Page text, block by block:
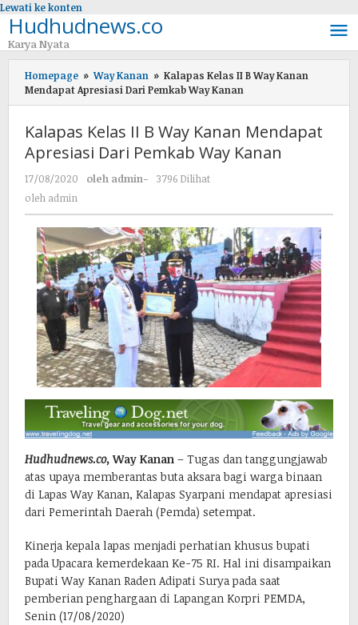
Lewati ke konten
Hudhudnews.co
Karya Nyata
Homepage » Way Kanan » Kalapas Kelas II B Way Kanan
Mendapat Apresiasi Dari Pemkab Way Kanan
Kalapas Kelas II B Way Kanan Mendapat
Apresiasi Dari Pemkab Way Kanan
17/08/2020 oleh admin-
3796 Dilihat
oleh admin
Hudhudnews.co,Way Kanan – Tugas dan tanggungjawab
atas upaya memberantas buta aksara bagi warga binaan
di Lapas Way Kanan, Kalapas Syarpani mendapat apresiasi
dari Pemerintah Daerah (Pemda) setempat.
Kinerja kepala lapas menjadi perhatian khusus bupati
pada Upacara kemerdekaan Ke-75 RI. Hal ini disampaikan
Bupati Way Kanan Raden Adipati Surya pada saat
pemberian penghargaan di Lapangan Korpri PEMDA,
Senin (17/08/2020)